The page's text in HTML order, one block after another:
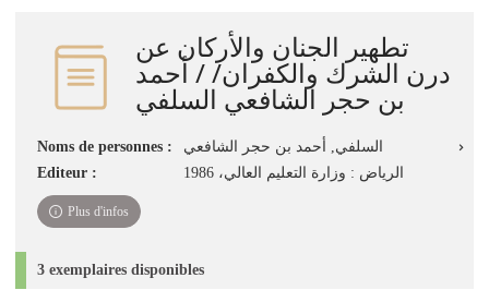
تطهير الجنان والأركان عن
درن الشرك والكفران/ / أحمد
بن حجر الشافعي السلفي
Noms de personnes :
السلفي, أحمد بن حجر الشافعي
Editeur :
الرياض : وزارة التعليم العالي، 1986
Plus d'infos
3 exemplaires disponibles